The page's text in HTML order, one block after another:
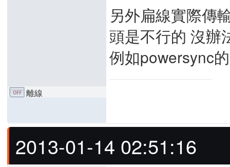
另外扁線實際傳
頭是不行的 沒辦
例如powersync
離線
2013-01-14 02:51:16